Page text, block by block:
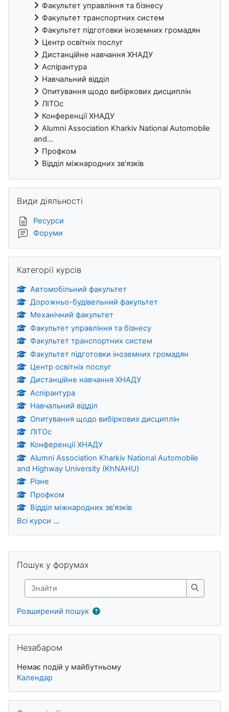
Факультет управління та бізнесу
Факультет транспортних систем
Факультет підготовки іноземних громадян
Центр освітніх послуг
Дистанційне навчання ХНАДУ
Аспірантура
Навчальний відділ
Опитування щодо вибіркових дисциплін
ЛІТОс
Конференції ХНАДУ
Alumni Association Kharkiv National Automobile
and...
Профком
Відділ міжнародних зв'язків
Види діяльності
Ресурси
Форуми
Категорії курсів
Автомобільний факультет
Дорожньо-будівельний факультет
Механічний факультет
Факультет управління та бізнесу
Факультет транспортних систем
Факультет підготовки іноземних громадян
Центр освітніх послуг
Дистанційне навчання ХНАДУ
Аспірантура
Навчальний відділ
Опитування щодо вибіркових дисциплін
ЛІТОс
Конференції ХНАДУ
Alumni Association Kharkiv National Automobile
and Highway University (KhNAHU)
Різне
Профком
Відділ міжнародних зв'язків
Всі курси ...
Блоки
Пошук у форумах
Знайти
Знайти
Розширений пошук
Незабаром
Немає подій у майбутньому
Календар